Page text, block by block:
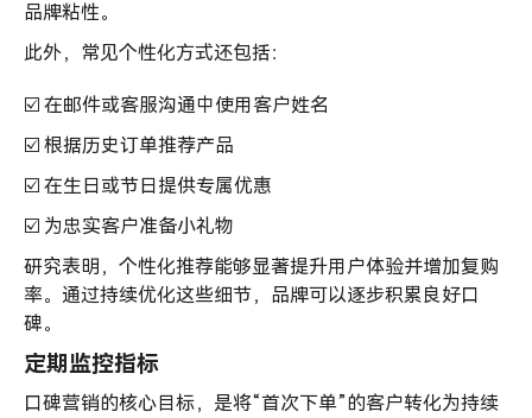
品牌粘性。
此外，常见个性化方式还包括：
☑️ 在邮件或客服沟通中使用客户姓名
☑️ 根据历史订单推荐产品
☑️ 在生日或节日提供专属优惠
☑️ 为忠实客户准备小礼物
研究表明，个性化推荐能够显著提升用户体验并增加复购
率。通过持续优化这些细节，品牌可以逐步积累良好口
碑。
定期监控指标
口碑营销的核心目标，是将“首次下单”的客户转化为持续